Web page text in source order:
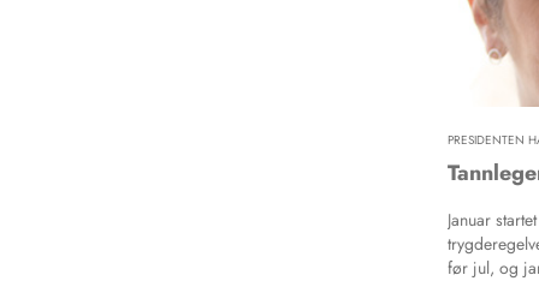
PRESIDENTEN
Januar
før jul, og